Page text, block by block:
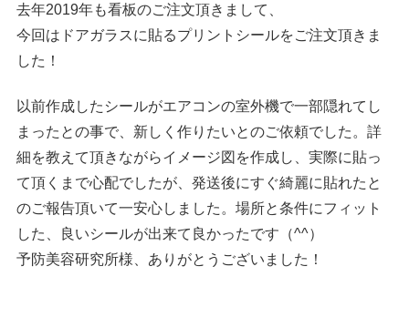
去年2019年も看板のご注文頂きまして、
今回はドアガラスに貼るプリントシールをご注文頂きま
した！
以前作成したシールがエアコンの室外機で一部隠れてし
まったとの事で、新しく作りたいとのご依頼でした。詳
細を教えて頂きながらイメージ図を作成し、実際に貼っ
て頂くまで心配でしたが、発送後にすぐ綺麗に貼れたと
のご報告頂いて一安心しました。場所と条件にフィット
した、良いシールが出来て良かったです（^^）
予防美容研究所様、ありがとうございました！